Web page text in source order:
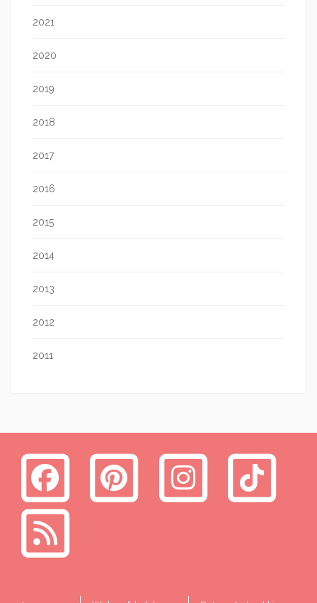
2021
2020
2019
2018
2017
2016
2015
2014
2013
2012
2011